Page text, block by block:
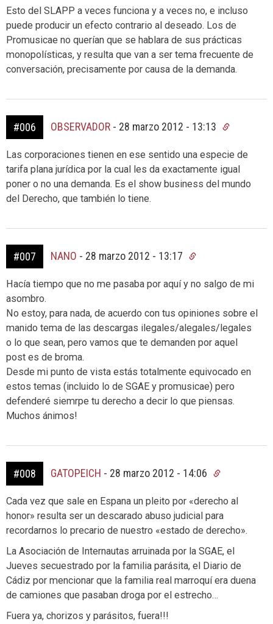
Esto del SLAPP a veces funciona y a veces no, e incluso
puede producir un efecto contrario al deseado. Los de
Promusicae no querían que se hablara de sus prácticas
monopolísticas, y resulta que van a ser tema frecuente de
conversación, precisamente por causa de la demanda.
#006 OBSERVADOR - 28 marzo 2012 - 13:13
Las corporaciones tienen en ese sentido una especie de
tarifa plana jurídica por la cual les da exactamente igual
poner o no una demanda. Es el show business del mundo
del Derecho, que también lo tiene.
#007 NANO - 28 marzo 2012 - 13:17
Hacía tiempo que no me pasaba por aquí y no salgo de mi
asombro.
No estoy, para nada, de acuerdo con tus opiniones sobre el
manido tema de las descargas ilegales/alegales/legales
o lo que sean, pero vamos que te demanden por aquel
post es de broma.
Desde mi punto de vista estás totalmente equivocado en
estos temas (incluido lo de SGAE y promusicae) pero
defenderé siemrpe tu derecho a decir lo que piensas.
Muchos ánimos!
#008 GATOPEICH - 28 marzo 2012 - 14:06
Cada vez que sale en Espana un pleito por «derecho al
honor» resulta ser un descarado abuso judicial para
recordarnos lo precario de nuestro «estado de derecho».
La Asociación de Internautas arruinada por la SGAE, el
Jueves secuestrado por la familia parásita, el Diario de
Cádiz por mencionar que la familia real marroquí era duena
de camiones que pasaban droga por el estrecho…
Fuera ya, chorizos y parásitos, fuera!!!